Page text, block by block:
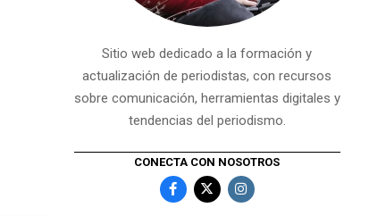
Sitio web dedicado a la formación y
actualización de periodistas, con recursos
sobre comunicación, herramientas digitales y
tendencias del periodismo.
CONECTA CON NOSOTROS